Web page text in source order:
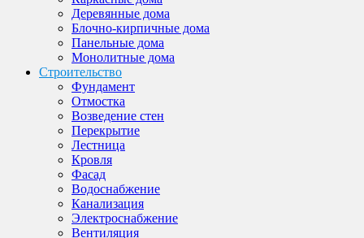
Деревянные дома
Блочно-кирпичные дома
Панельные дома
Монолитные дома
Строительство
Фундамент
Отмостка
Возведение стен
Перекрытие
Лестница
Кровля
Фасад
Водоснабжение
Канализация
Электроснабжение
Вентиляция